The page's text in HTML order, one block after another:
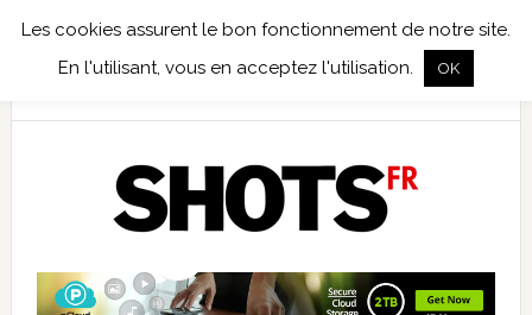
Les cookies assurent le bon fonctionnement de notre site.
En l'utilisant, vous en acceptez l'utilisation.
OK